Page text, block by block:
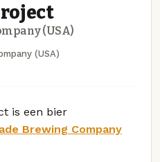
(USA)
(USA)
is een bier
Brewing Company